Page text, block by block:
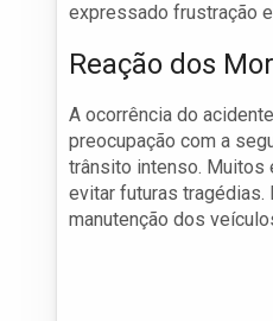
expressado frustração
Reação dos
A ocorrência do
preocupação com a
trânsito intenso. Muitos
evitar futuras tragédias.
manutenção dos